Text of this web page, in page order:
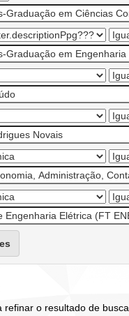
refinar o resultado de busca.